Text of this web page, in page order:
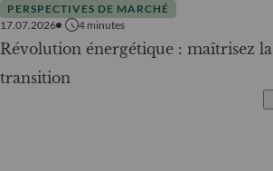
PERSPECTIVES DE MARCHÉ
17.07.2026
4 minutes
Révolution énergétique : maîtrisez la
transition